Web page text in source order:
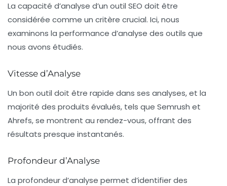
La capacité d’analyse d’un outil SEO doit être
considérée comme un critère crucial. Ici, nous
examinons la performance d’analyse des outils que
nous avons étudiés.
Vitesse d’Analyse
Un bon outil doit être rapide dans ses analyses, et la
majorité des produits évalués, tels que Semrush et
Ahrefs, se montrent au rendez-vous, offrant des
résultats presque instantanés.
Profondeur d’Analyse
La profondeur d’analyse permet d’identifier des